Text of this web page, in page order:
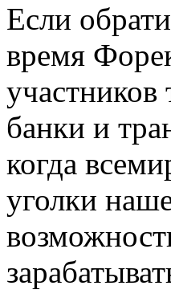
Если
время
участников
банки и
когда
уголки